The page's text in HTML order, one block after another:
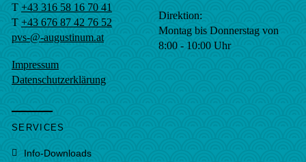
T +43 316 58 16 70 41
T +43 676 87 42 76 52
pvs-@-augustinum.at
Impressum
Datenschutzerklärung
Direktion:
Montag bis Donnerstag von
8:00 - 10:00 Uhr
SERVICES
Info-Downloads